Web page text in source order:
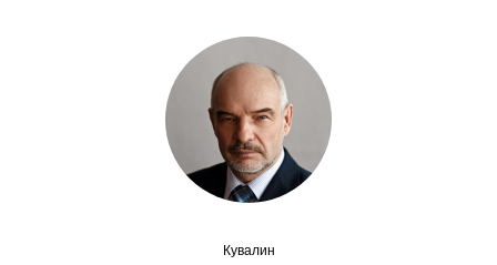
Научные подразделения
Администрация
Сотрудники
Кувалин